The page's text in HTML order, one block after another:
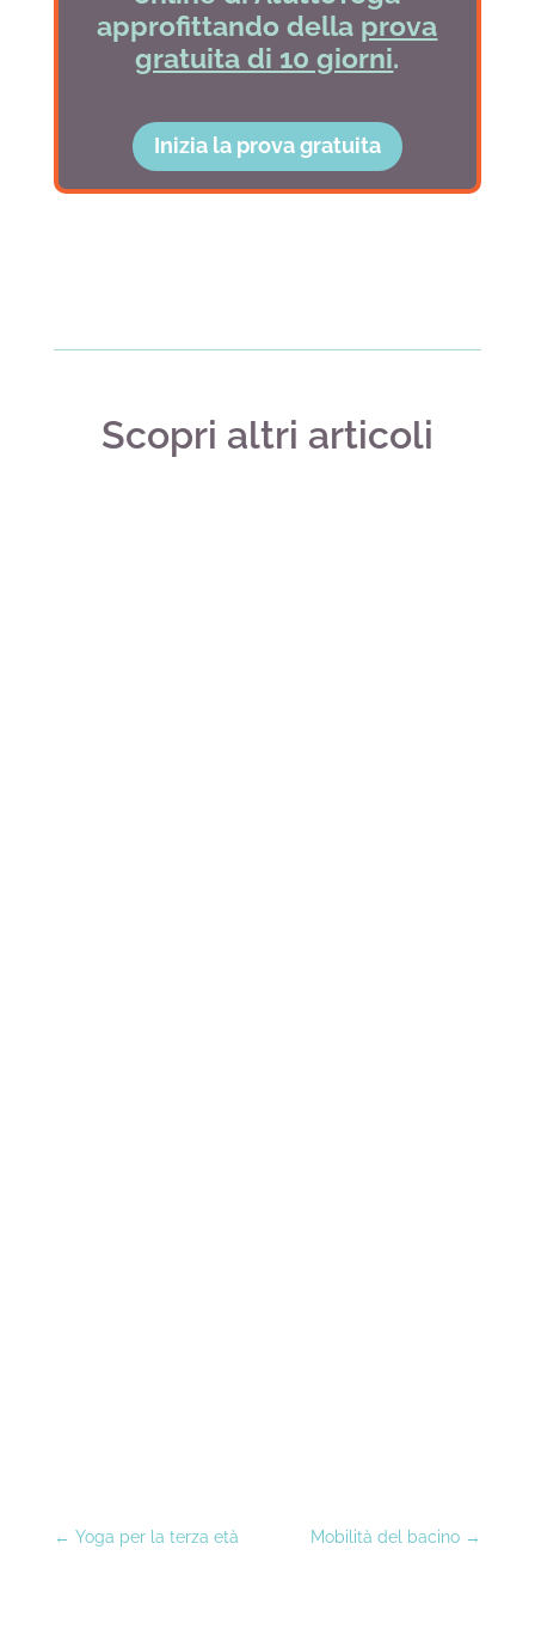
approfittando della prova
gratuita di 10 giorni.
Inizia la prova gratuita
Scopri altri articoli
← Yoga per la terza età Mobilità del bacino →